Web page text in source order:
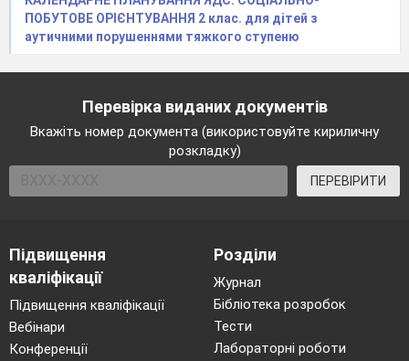
ПОБУТОВЕ ОРІЄНТУВАННЯ 2 клас. для дітей з
аутичними порушеннями тяжкого ступеню
Перевірка виданих документів
Вкажіть номер документа (використовуйте кириличну
розкладку)
ПЕРЕВІРИТИ
Підвищення
кваліфікації
Підвищення кваліфікації
Вебінари
Конференції
Розділи
Журнал
Бібліотека розробок
Тести
Лабораторні роботи